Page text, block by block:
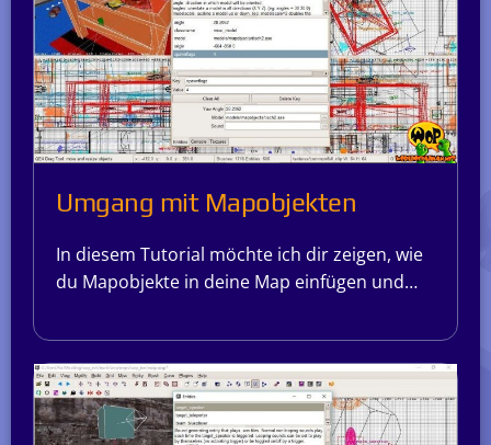
Umgang mit Mapobjekten
In diesem Tutorial möchte ich dir zeigen, wie
du Mapobjekte in deine Map einfügen und…